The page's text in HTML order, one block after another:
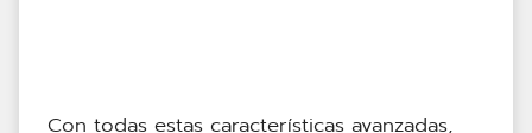
Con todas estas características avanzadas,